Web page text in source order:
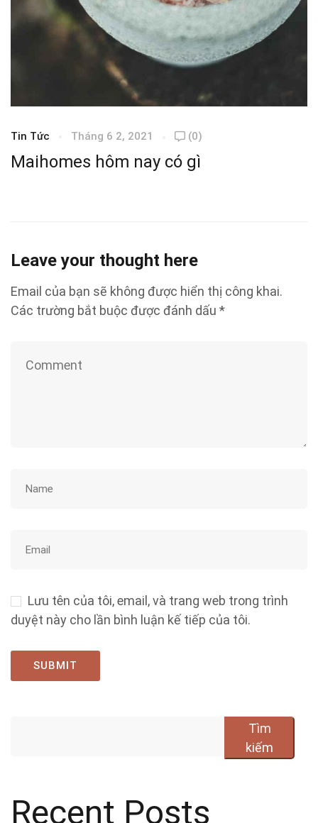
Tin Tức Tháng 6 2, 2021 (0)
Maihomes hôm nay có gì
Leave your thought here
Email của bạn sẽ không được hiển thị công khai.
Các trường bắt buộc được đánh dấu *
Lưu tên của tôi, email, và trang web trong trình
duyệt này cho lần bình luận kế tiếp của tôi.
Tìm
kiếm
Recent Posts